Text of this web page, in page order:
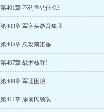
第401章 不钓鱼钓什么?
第403章 军字头教育集团
第405章 总攻前准备
第407章 战术核弹!
第409章 军团困境
第411章 渝南民装队